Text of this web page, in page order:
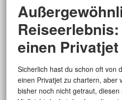
einen
Sicherlich hast du schon oft von
einen Privatjet zu chartern, aber
bisher noch nicht getraut, diesen